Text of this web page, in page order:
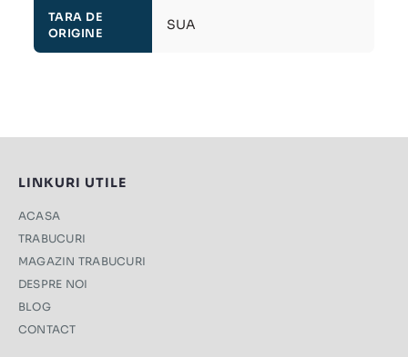
TARA DE
ORIGINE
SUA
LINKURI UTILE
ACASA
TRABUCURI
MAGAZIN TRABUCURI
DESPRE NOI
BLOG
CONTACT